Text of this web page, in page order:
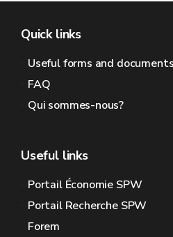
Quick links
Useful forms and documents
FAQ
Qui sommes-nous?
Useful links
Portail Économie SPW
Portail Recherche SPW
Forem